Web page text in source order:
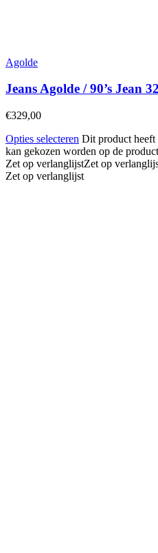
Agolde
Jeans Agolde / 90’s Jean
€329,00
Opties selecteren Dit product heeft
kan gekozen worden op de
Zet op verlanglijstZet op
Zet op verlanglijst